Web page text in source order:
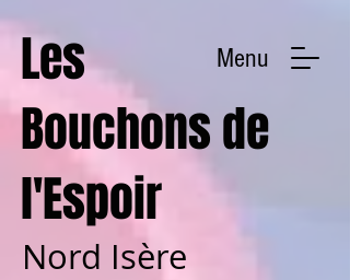
Les
Bouchons de
l'Espoir
Nord Isère
Menu